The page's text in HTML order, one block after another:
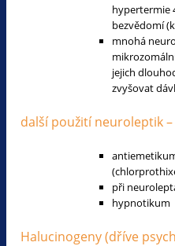
hypertermie
bezvědomí
mnohá
jejich
zvyšovat
další použití neuroleptik
při
hypnotikum
Halucinogeny (dříve